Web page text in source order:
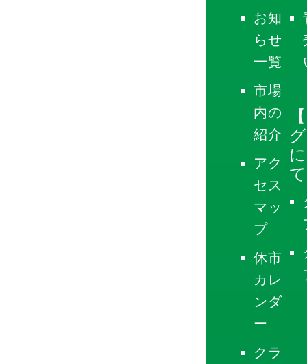
お知
らせ
一覧
市場
内の
紹介
アク
セス
マッ
プ
休市
カレ
ンダ
ー
クラ